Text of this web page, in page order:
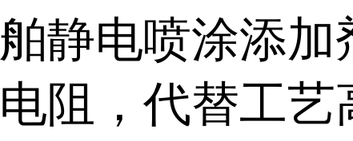
舶静电喷涂添加
电阻，代替工艺